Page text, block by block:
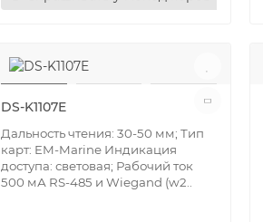
DS-K1107E
Дальность чтения: 30-50 мм; Тип
карт: EM-Marine Индикация
доступа: световая; Рабочий ток
500 мА RS-485 и Wiegand (w2..